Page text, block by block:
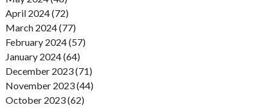
April 2024 (72)
March 2024 (77)
February 2024 (57)
January 2024 (64)
December 2023 (71)
November 2023 (44)
October 2023 (62)